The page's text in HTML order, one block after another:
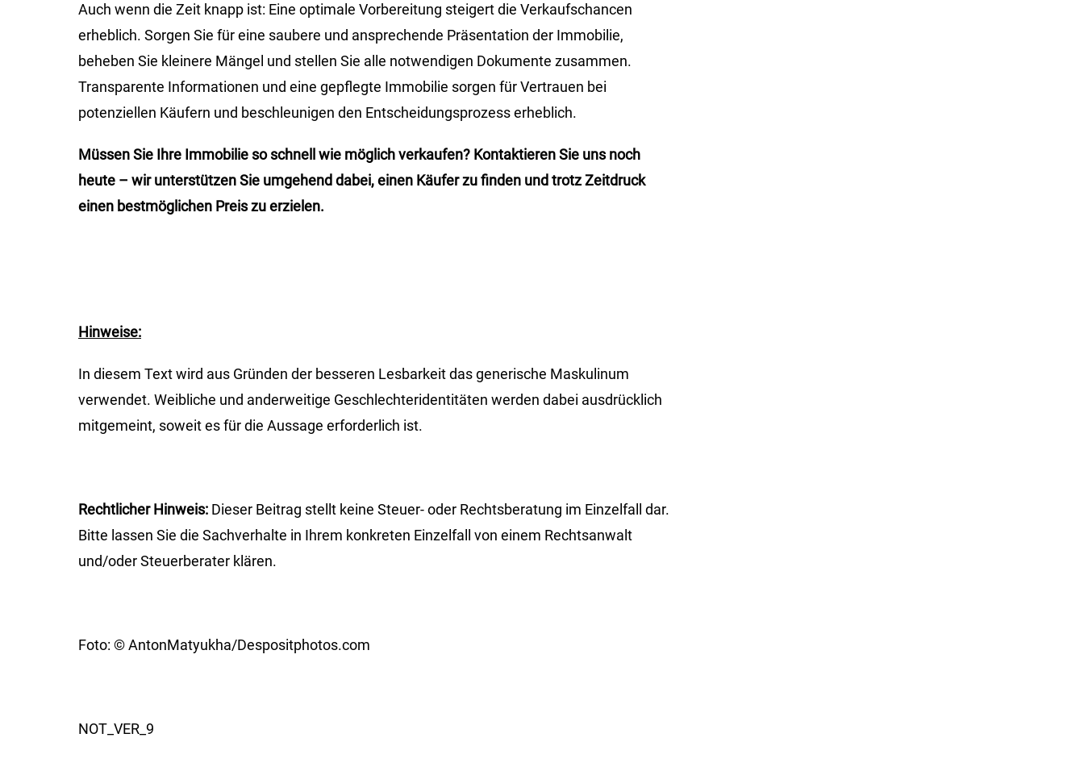
Auch wenn die Zeit knapp ist: Eine optimale Vorbereitung steigert die Verkaufschancen
erheblich. Sorgen Sie für eine saubere und ansprechende Präsentation der Immobilie,
beheben Sie kleinere Mängel und stellen Sie alle notwendigen Dokumente zusammen.
Transparente Informationen und eine gepflegte Immobilie sorgen für Vertrauen bei
potenziellen Käufern und beschleunigen den Entscheidungsprozess erheblich.
Müssen Sie Ihre Immobilie so schnell wie möglich verkaufen? Kontaktieren Sie uns noch
heute – wir unterstützen Sie umgehend dabei, einen Käufer zu finden und trotz Zeitdruck
einen bestmöglichen Preis zu erzielen.
Hinweise:
In diesem Text wird aus Gründen der besseren Lesbarkeit das generische Maskulinum
verwendet. Weibliche und anderweitige Geschlechteridentitäten werden dabei ausdrücklich
mitgemeint, soweit es für die Aussage erforderlich ist.
Rechtlicher Hinweis: Dieser Beitrag stellt keine Steuer- oder Rechtsberatung im Einzelfall dar.
Bitte lassen Sie die Sachverhalte in Ihrem konkreten Einzelfall von einem Rechtsanwalt
und/oder Steuerberater klären.
Foto: © AntonMatyukha/Despositphotos.com
NOT_VER_9